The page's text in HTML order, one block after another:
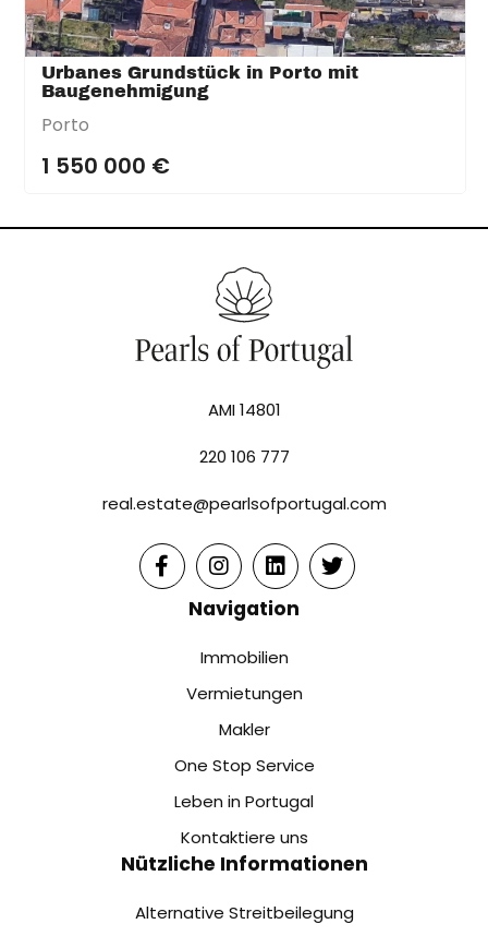
Urbanes Grundstück in Porto mit
Baugenehmigung
Porto
1 550 000 €
AMI 14801
220 106 777
real.estate@pearlsofportugal.com
Navigation
Immobilien
Vermietungen
Makler
One Stop Service
Leben in Portugal
Kontaktiere uns
Nützliche Informationen
Alternative Streitbeilegung